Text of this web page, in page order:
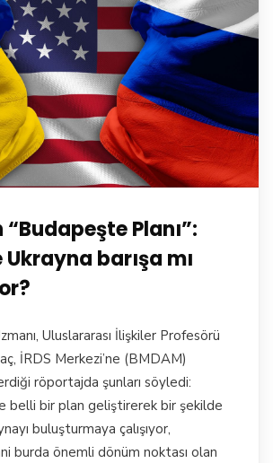
“Budapeşte Planı”:
Ukrayna barışa mı
Uluslararası İlişkiler Profesörü
İRDS Merkezi’ne (BMDAM)
röportajda şunları söyledi:
belli bir plan geliştirerek bir şekilde
buluşturmaya çalışıyor,
burda önemli dönüm noktası olan